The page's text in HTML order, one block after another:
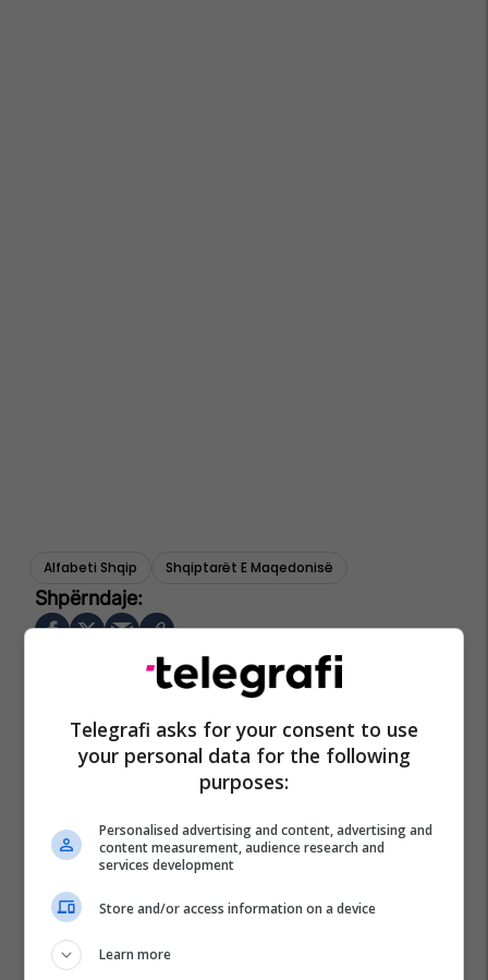
Alfabeti Shqip Shqiptarët E Maqedonisë
Telegrafi asks for your consent to use
your personal data for the following
purposes:
Personalised advertising and content, advertising and
content measurement, audience research and
services development
Store and/or access information on a device
Learn more